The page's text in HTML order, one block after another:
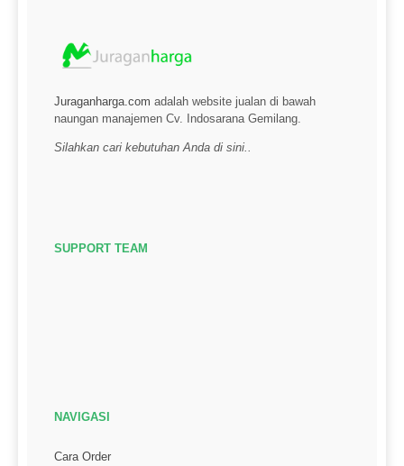
Juraganharga.com adalah website jualan di bawah
naungan manajemen Cv. Indosarana Gemilang.
Silahkan cari kebutuhan Anda di sini..
SUPPORT TEAM
NAVIGASI
Cara Order